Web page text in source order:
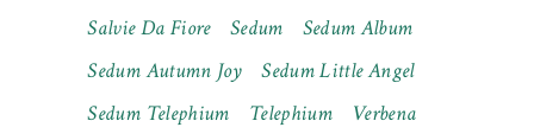
Salvie Da Fiore
Sedum
Sedum Album
Sedum Autumn Joy
Sedum Little Angel
Sedum Telephium
Telephium
Verbena